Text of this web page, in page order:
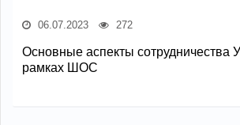
06.07.2023 272
Основные аспекты сотрудничества
рамках ШОС